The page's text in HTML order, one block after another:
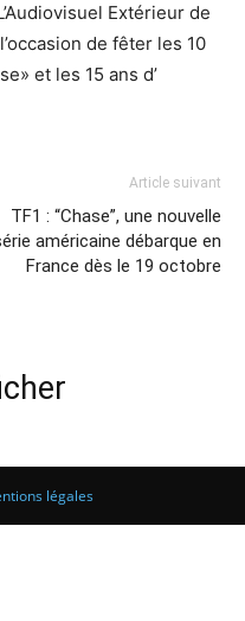
Extérieur de
de fêter les 10
et les 15 ans d’
Article suivant
TF1 : “Chase”, une nouvelle
américaine débarque en
France dès le 19 octobre
légales